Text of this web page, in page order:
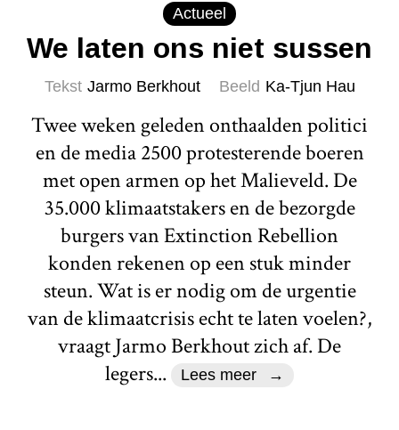
Actueel
We laten ons niet sussen
Tekst Jarmo Berkhout Beeld Ka-Tjun Hau
Twee weken geleden onthaalden politici
en de media 2500 protesterende boeren
met open armen op het Malieveld. De
35.000 klimaatstakers en de bezorgde
burgers van Extinction Rebellion
konden rekenen op een stuk minder
steun. Wat is er nodig om de urgentie
van de klimaatcrisis echt te laten voelen?,
vraagt Jarmo Berkhout zich af. De
legers...
Lees meer